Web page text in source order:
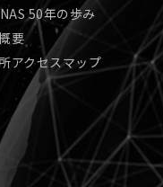
50年の歩み
要
アクセスマップ